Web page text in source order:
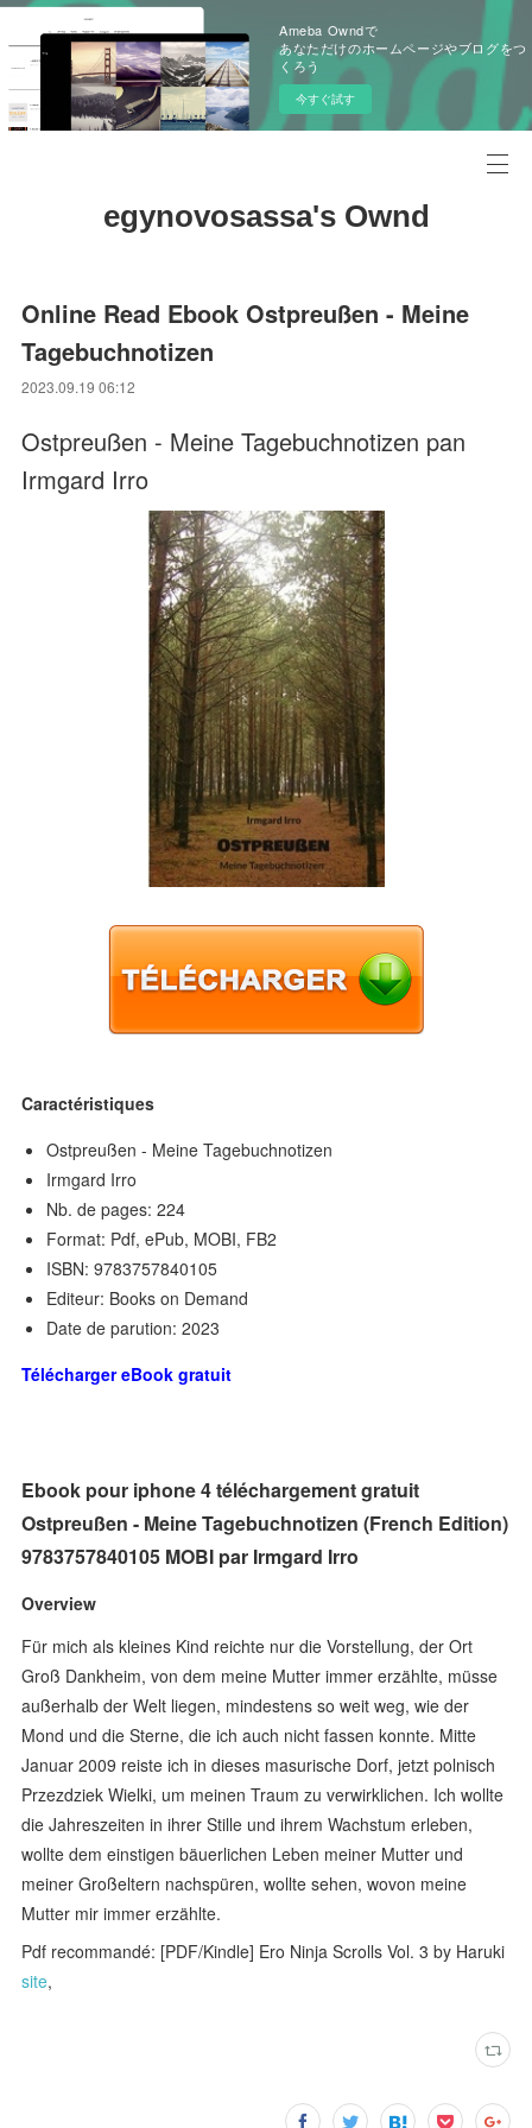
Ameba Owndで
あなただけのホームページやブログをつ
くろう
今すぐ試す
egynovosassa's Ownd
Online Read Ebook Ostpreußen - Meine
Tagebuchnotizen
2023.09.19 06:12
Ostpreußen - Meine Tagebuchnotizen pan
Irmgard Irro
Caractéristiques
Ostpreußen - Meine Tagebuchnotizen
Irmgard Irro
Nb. de pages: 224
Format: Pdf, ePub, MOBI, FB2
ISBN: 9783757840105
Editeur: Books on Demand
Date de parution: 2023
Télécharger eBook gratuit
Ebook pour iphone 4 téléchargement gratuit
Ostpreußen - Meine Tagebuchnotizen (French Edition)
9783757840105 MOBI par Irmgard Irro
Overview
Für mich als kleines Kind reichte nur die Vorstellung, der Ort
Groß Dankheim, von dem meine Mutter immer erzählte, müsse
außerhalb der Welt liegen, mindestens so weit weg, wie der
Mond und die Sterne, die ich auch nicht fassen konnte. Mitte
Januar 2009 reiste ich in dieses masurische Dorf, jetzt polnisch
Przezdziek Wielki, um meinen Traum zu verwirklichen. Ich wollte
die Jahreszeiten in ihrer Stille und ihrem Wachstum erleben,
wollte dem einstigen bäuerlichen Leben meiner Mutter und
meiner Großeltern nachspüren, wollte sehen, wovon meine
Mutter mir immer erzählte.
Pdf recommandé: [PDF/Kindle] Ero Ninja Scrolls Vol. 3 by Haruki
site,